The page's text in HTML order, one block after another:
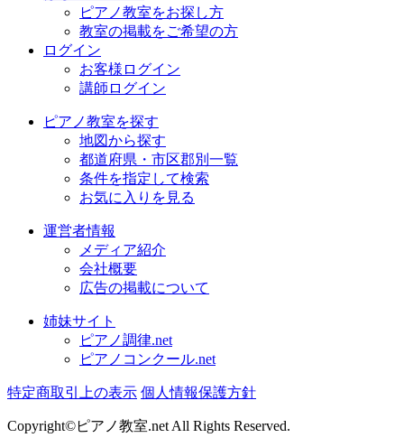
ピアノ教室をお探し方
教室の掲載をご希望の方
ログイン
お客様ログイン
講師ログイン
ピアノ教室を探す
地図から探す
都道府県・市区郡別一覧
条件を指定して検索
お気に入りを見る
運営者情報
メディア紹介
会社概要
広告の掲載について
姉妹サイト
ピアノ調律.net
ピアノコンクール.net
特定商取引上の表示 個人情報保護方針
Copyright©ピアノ教室.net All Rights Reserved.